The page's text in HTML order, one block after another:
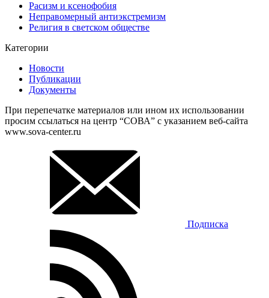
Расизм и ксенофобия
Неправомерный антиэкстремизм
Религия в светском обществе
Категории
Новости
Публикации
Документы
При перепечатке материалов или ином их использовании
просим ссылаться на центр “СОВА” с указанием веб-сайта
www.sova-center.ru
Подписка